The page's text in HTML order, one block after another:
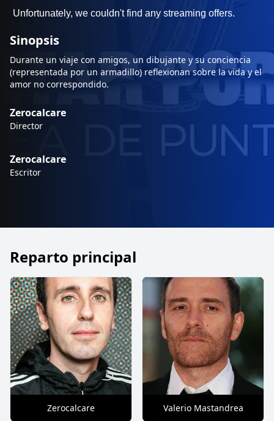
Sinopsis
Durante un viaje con amigos, un dibujante y su conciencia
(representada por un armadillo) reflexionan sobre la vida y el
amor no correspondido.
Zerocalcare
Director
Zerocalcare
Escritor
Reparto principal
Zerocalcare Valerio Mastandrea